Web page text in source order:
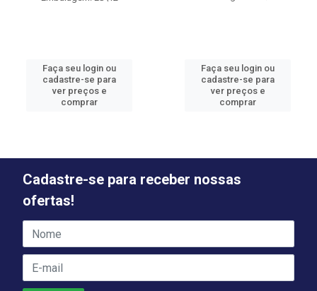
Faça seu login ou
cadastre-se para
ver preços e
comprar
Faça seu login ou
cadastre-se para
ver preços e
comprar
Cadastre-se para receber nossas
ofertas!